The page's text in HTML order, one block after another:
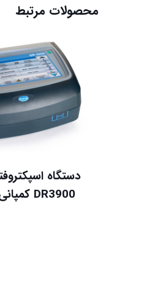
محصولات مرتبط
DR3900 کمپانی هک HACH